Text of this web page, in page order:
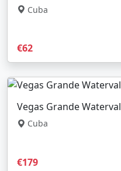
Cuba
€62
Vegas Grande Waterval
Cuba
€179